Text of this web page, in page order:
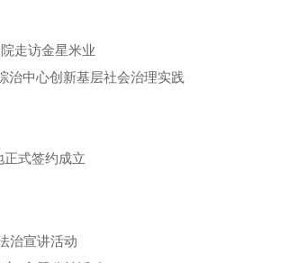
走访金星米业
中心创新基层社会治理实践
式签约成立
治宣讲活动